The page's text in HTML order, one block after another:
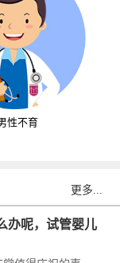
性不育
更多...
办呢，试管婴儿